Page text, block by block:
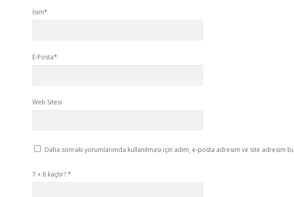
İsim*
E-Posta*
Web Sitesi
Daha sonraki yorumlarımda kullanılması için adım, e-posta adresim ve site adresim
7 + 8 kaçtır?*